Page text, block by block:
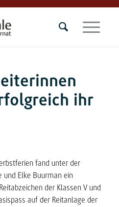
ihr
fand unter der
und Elke Buurman ein
der Klassen V und
auf der Reitanlage der